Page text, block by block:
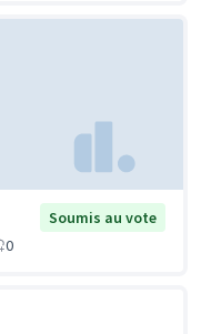
Soumis au vote
0